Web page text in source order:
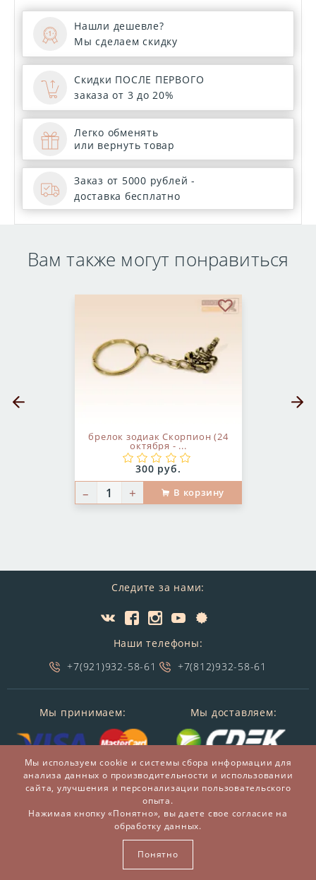
Нашли дешевле?
Мы сделаем скидку
Скидки ПОСЛЕ ПЕРВОГО
заказа от 3 до 20%
Легко обменять
или вернуть товар
Заказ от 5000 рублей -
доставка бесплатно
Вам также могут понравиться
брелок зодиак Скорпион (24
октября - ...
Цена:
300 руб.
– + В корзину
Предыдущий слайд
Следите за нами:
Наши телефоны:
+7(921)932-58-61
+7(812)932-58-61
Мы принимаем: Мы доставляем:
© 2014-2026 БронзаМания -Интернет-магазин
подарков и сувениров из бронзы
ВСЕ ПРАВА ЗАЩИЩЕНЫ BRONZAMANIA.RU®
Мы используем cookie и системы сбора информации для
анализа данных о производительности и использовании
сайта, улучшения и персонализации пользовательского
опыта.
Нажимая кнопку «Понятно», вы даете свое согласие на
обработку данных.
Понятно